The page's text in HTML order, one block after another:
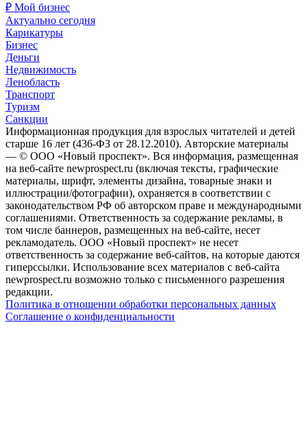
₽ Мой бизнес
Актуально сегодня
Карикатуры
Бизнес
Деньги
Недвижимость
Ленобласть
Транспорт
Туризм
Санкции
Информационная продукция для взрослых читателей и детей
старше 16 лет (436-ФЗ от 28.12.2010). Авторские материалы
— © ООО «Новый проспект». Вся информация, размещенная
на веб-сайте newprospect.ru (включая тексты, графические
материалы, шрифт, элементы дизайна, товарные знаки и
иллюстрации/фотографии), охраняется в соответствии с
законодательством РФ об авторском праве и международными
соглашениями. Ответственность за содержание рекламы, в
том числе баннеров, размещенных на веб-сайте, несет
рекламодатель. ООО «Новый проспект» не несет
ответственность за содержание веб-сайтов, на которые даются
гиперссылки. Использование всех материалов с веб-сайта
newprospect.ru возможно только с письменного разрешения
редакции.
Политика в отношении обработки персональных данных
Соглашение о конфиденциальности